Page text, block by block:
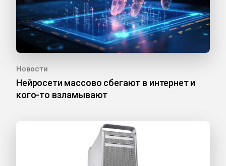
Новости
Нейросети массово сбегают в интернет и
кого-то взламывают